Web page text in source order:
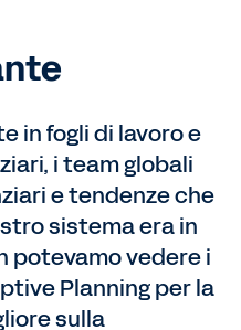
in fogli di lavoro e
i team globali
e tendenze che
sistema era in
potevamo vedere i
Planning per la
sulla